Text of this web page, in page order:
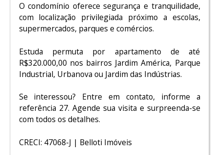
O condomínio oferece segurança e tranquilidade,
com localização privilegiada próximo a escolas,
supermercados, parques e comércios.
Estuda permuta por apartamento de até
R$320.000,00 nos bairros Jardim América, Parque
Industrial, Urbanova ou Jardim das Indústrias.
Se interessou? Entre em contato, informe a
referência 27. Agende sua visita e surpreenda-se
com todos os detalhes.
CRECI: 47068-J | Belloti Imóveis